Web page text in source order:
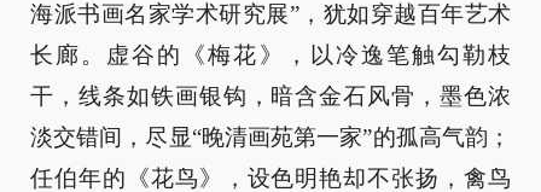
海派书画名家学术研究展”，犹如穿越百年艺术
长廊。虚谷的《梅花》，以冷逸笔触勾勒枝
干，线条如铁画银钩，暗含金石风骨，墨色浓
淡交错间，尽显“晚清画苑第一家”的孤高气韵；
任伯年的《花鸟》，设色明艳却不张扬，禽鸟